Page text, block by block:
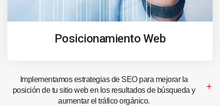
Posicionamiento Web
Implementamos estrategias de SEO para mejorar la
posición de tu sitio web en los resultados de búsqueda y
aumentar el tráfico orgánico.